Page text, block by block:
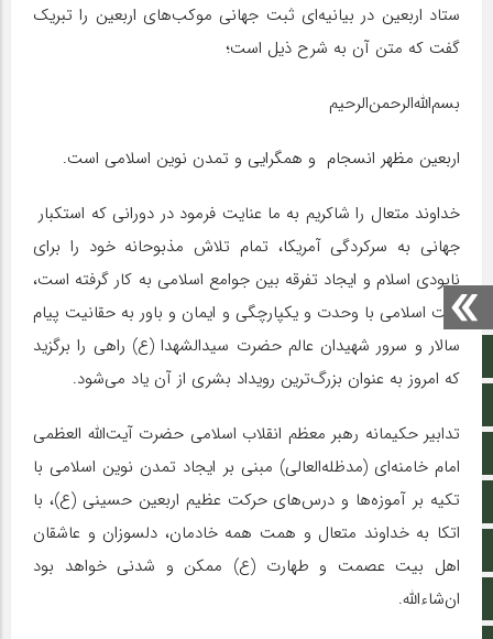
صفحه نخست
اپلیکیشن سایت
سروش
آپارات
ستاد اربعین در بیانیه‌ای ثبت جهانی موکب‌های اربعین را تبریک
گفت که متن آن به شرح ذیل است؛
بسم‌الله‌الرحمن‌الرحیم
اربعین مظهر انسجام و همگرایی و تمدن نوین اسلامی است.
خداوند متعال را شاکریم به ما عنایت فرمود در دورانی که استکبار
جهانی به سرکردگی آمریکا، تمام تلاش مذبوحانه‌ خود را برای
نابودی اسلام و ایجاد تفرقه بین جوامع اسلامی به کار گرفته است،
امت اسلامی با وحدت و یکپارچگی و ایمان و باور به حقانیت پیام
سالار و سرور شهیدان عالم حضرت سید‌الشهدا (ع) راهی را برگزید
که امروز به عنوان بزرگ‌ترین رویداد بشری از آن یاد می‌شود.
تدابیر حکیمانه رهبر معظم انقلاب اسلامی حضرت آیت‌الله العظمی
امام خامنه‌ای (مدظله‌العالی) مبنی بر ایجاد تمدن نوین اسلامی با
تکیه بر آموزه‌ها و درس‌های حرکت عظیم اربعین حسینی (ع)، با
اتکا به خداوند متعال و همت همه خادمان، دلسوزان و عاشقان
اهل بیت عصمت و طهارت (ع) ممکن و شدنی خواهد بود
ان‌شاءالله.